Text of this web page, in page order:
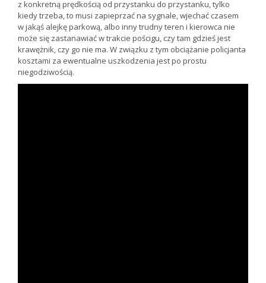
z konkretną prędkością od przystanku do przystanku, tylko
kiedy trzeba, to musi zapieprzać na sygnale, wjechać czasem
w jakąś alejkę parkową, albo inny trudny teren i kierowca nie
może się zastanawiać w trakcie pościgu, czy tam gdzieś jest
krawężnik, czy go nie ma. W związku z tym obciążanie policjanta
kosztami za ewentualne uszkodzenia jest po prostu
niegodziwością.